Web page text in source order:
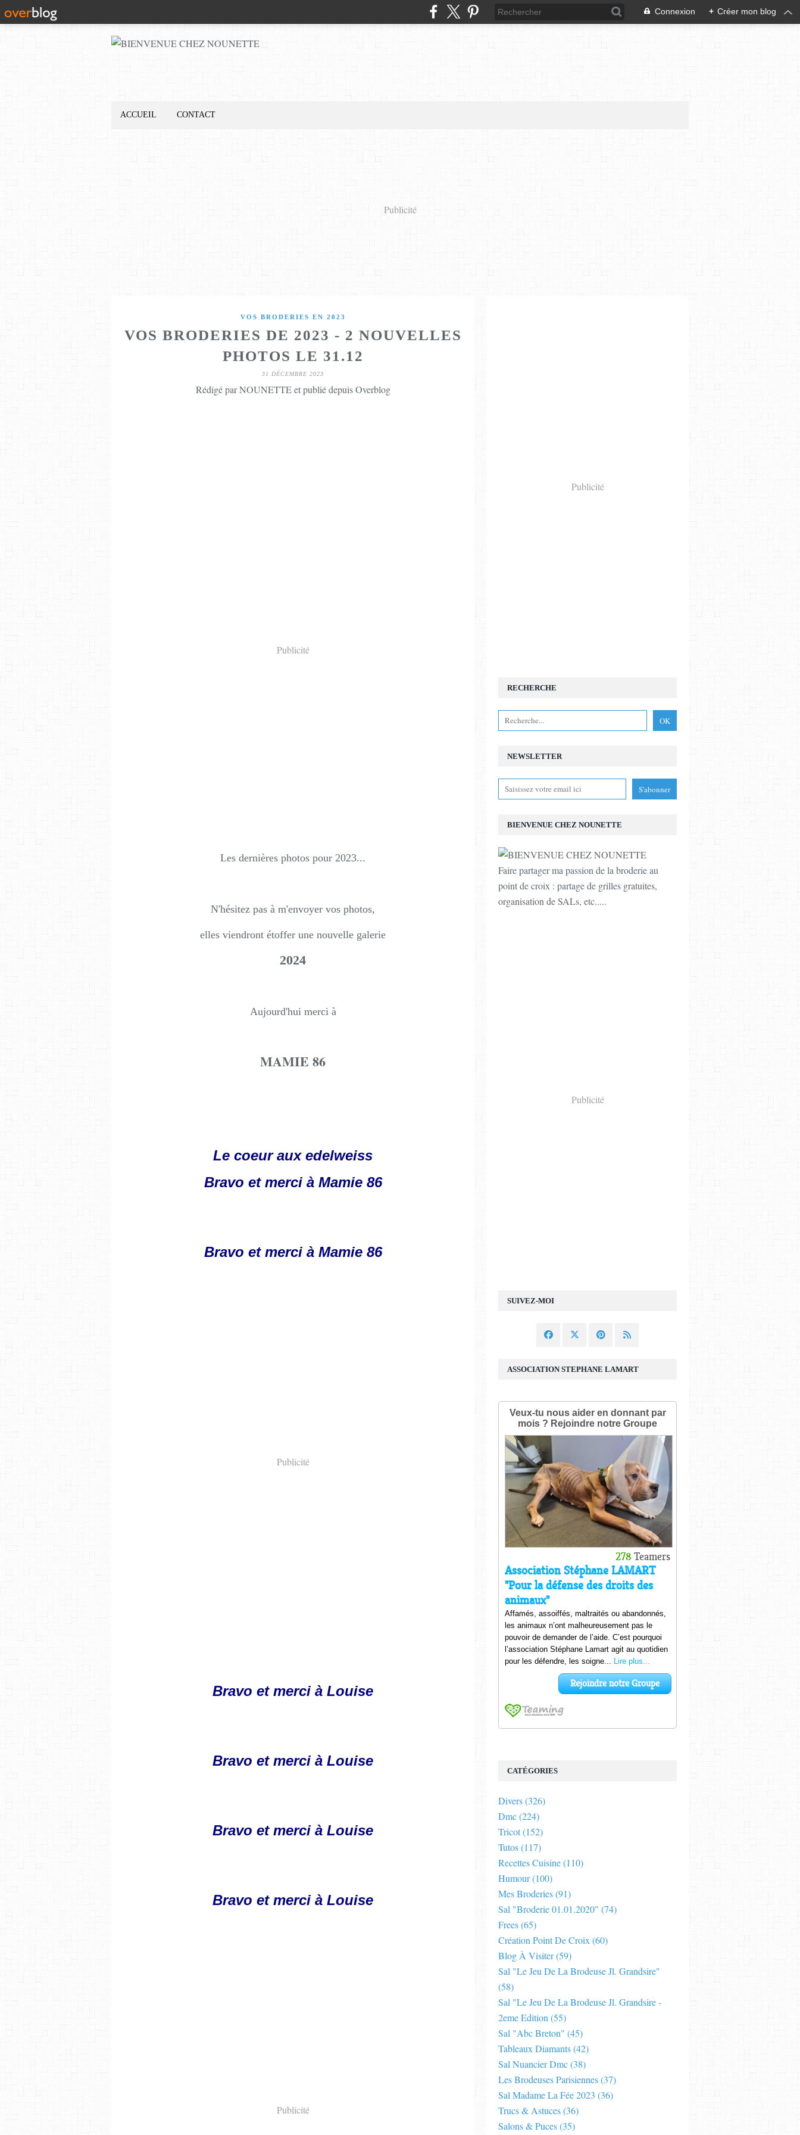
Connexion + Créer mon blog
ACCUEIL CONTACT
Publicité
VOS BRODERIES EN 2023
VOS BRODERIES DE 2023 - 2 NOUVELLES
PHOTOS LE 31.12
31 DÉCEMBRE 2023
Rédigé par NOUNETTE et publié depuis Overblog
Publicité
Les dernières photos pour 2023...
N'hésitez pas à m'envoyer vos photos,
elles viendront étoffer une nouvelle galerie
2024
Aujourd'hui merci à
MAMIE 86
Le coeur aux edelweiss
Bravo et merci à Mamie 86
Bravo et merci à Mamie 86
Publicité
Bravo et merci à Louise
Bravo et merci à Louise
Bravo et merci à Louise
Bravo et merci à Louise
Publicité
Publicité
NEWSLETTER
SUIVEZ-MOI
RECHERCHE
BIENVENUE CHEZ NOUNETTE
Faire partager ma passion de la broderie au
point de croix : partage de grilles gratuites,
organisation de SALs, etc.....
Publicité
CATÉGORIES
Divers(326)
Dmc(224)
Tricot(152)
Tutos(117)
Recettes Cuisine(110)
Humour(100)
Mes Broderies(91)
Sal "broderie 01.01.2020" (74)
Frees(65)
Création Point De Croix (60)
Blog À Visiter(59)
Sal "le Jeu De La Brodeuse Jl. Grandsire"
(58)
Sal "le Jeu De La Brodeuse Jl. Grandsire -
2eme Edition (55)
Sal "abc Breton" (45)
Tableaux Diamants(42)
Sal Nuancier Dmc(38)
Les Brodeuses Parisiennes(37)
Sal Madame La Fée 2023 (36)
Trucs & Astuces(36)
Salons & Puces(35)
ASSOCIATION STEPHANE LAMART